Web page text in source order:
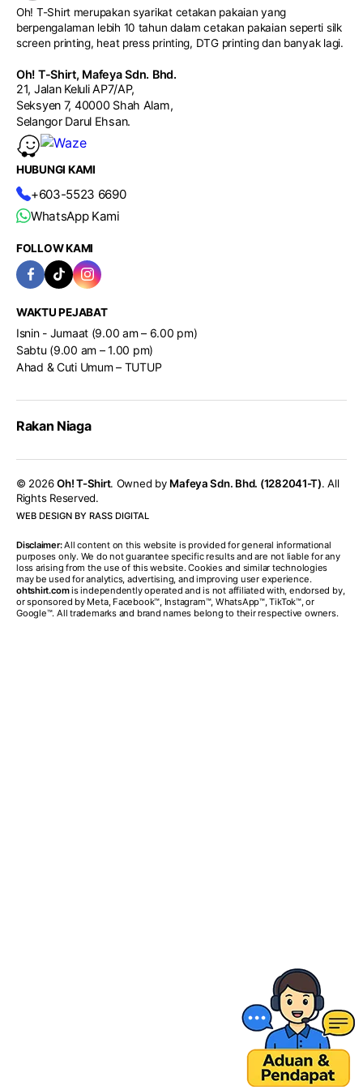
pelanggan bagi menghasilkan hadiah korporat yang lebih
eksklusif serta profesional.
Oh! T-Shirt merupakan syarikat cetakan pakaian yang
berpengalaman lebih 10 tahun dalam cetakan pakaian seperti silk
screen printing, heat press printing, DTG printing dan banyak lagi.
Oh! T-Shirt, Mafeya Sdn. Bhd.
21, Jalan Keluli AP7/AP,
Seksyen 7, 40000 Shah Alam,
Selangor Darul Ehsan.
HUBUNGI KAMI
+603-5523 6690
WhatsApp Kami
FOLLOW KAMI
WAKTU PEJABAT
Isnin - Jumaat (9.00 am – 6.00 pm)
Sabtu (9.00 am – 1.00 pm)
Ahad & Cuti Umum – TUTUP
Rakan Niaga
© 2026Oh! T-Shirt. Owned by Mafeya Sdn. Bhd. (1282041-T). All
Rights Reserved.
WEB DESIGN BY RASS DIGITAL
Disclaimer:All content on this website is provided for general informational
purposes only. We do not guarantee specific results and are not liable for any
loss arising from the use of this website. Cookies and similar technologies
may be used for analytics, advertising, and improving user experience.
ohtshirt.comis independently operated and is not affiliated with, endorsed by,
or sponsored by Meta, Facebook™, Instagram™, WhatsApp™, TikTok™, or
Google™. All trademarks and brand names belong to their respective owners.